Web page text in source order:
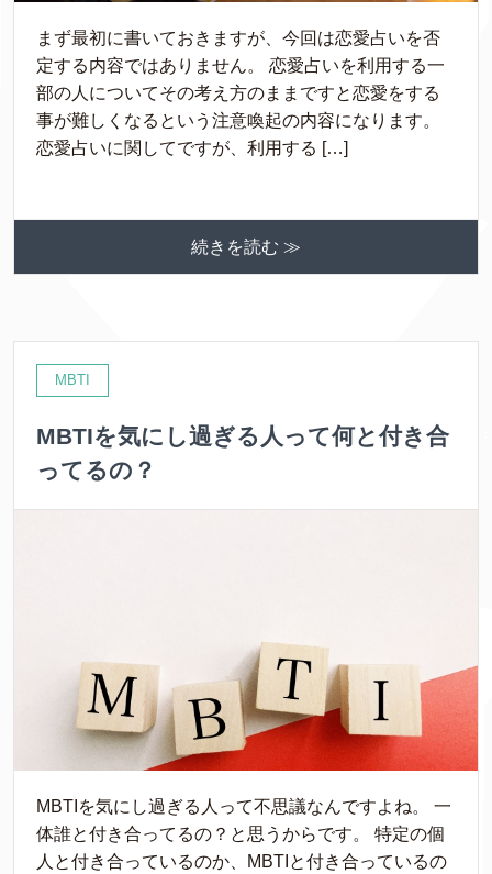
まず最初に書いておきますが、今回は恋愛占いを否
定する内容ではありません。 恋愛占いを利用する一
部の人についてその考え方のままですと恋愛をする
事が難しくなるという注意喚起の内容になります。
恋愛占いに関してですが、利用する […]
続きを読む ≫
MBTI
MBTIを気にし過ぎる人って何と付き合
ってるの？
MBTIを気にし過ぎる人って不思議なんですよね。 一
体誰と付き合ってるの？と思うからです。 特定の個
人と付き合っているのか、MBTIと付き合っているの